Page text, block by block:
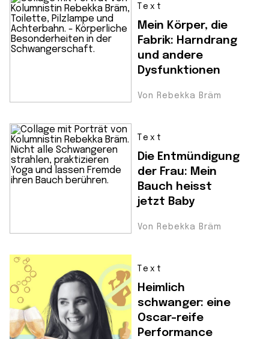
Text
Mein Körper, die
Fabrik: Harndrang
und andere
Dysfunktionen
Von Rebekka Bräm
Text
Die Entmündigung
der Frau: Mein
Bauch heisst
jetzt Baby
Von Rebekka Bräm
Text
Heimlich
schwanger: eine
Oscar-reife
Performance